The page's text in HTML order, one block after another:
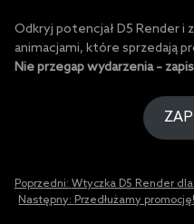
Odkryj potencjał D5 Render
animacjami, które sprzedają
Nie przegap wydarzenia –
Post
navigation
Poprzedni: Wtyczka D5 Render
Następny: Przedłużamy